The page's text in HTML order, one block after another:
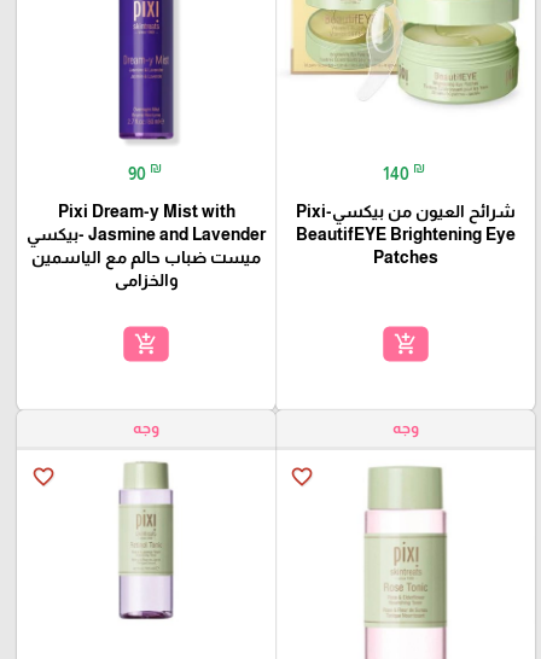
140 ₪
شرائح العيون من بيكسي-Pixi
BeautifEYE Brightening Eye
Patches
add_shopping_cart
90 ₪
Pixi Dream-y Mist with
Jasmine and Lavender -بيكسي
ميست ضباب حالم مع الياسمين
والخزامى
add_shopping_cart
وجه
favorite_border
وجه
favorite_border